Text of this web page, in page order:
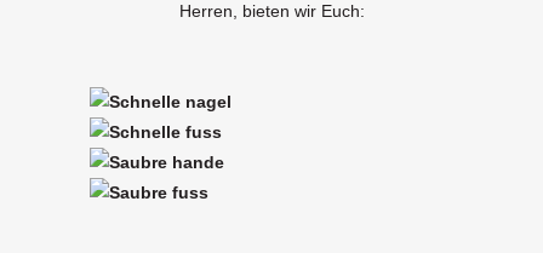
Herren, bieten wir Euch: